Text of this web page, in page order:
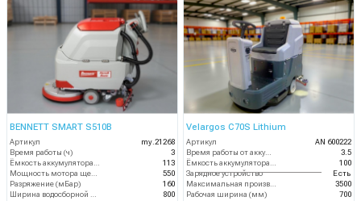
BENNETT SMART S510B
Артикул
my.21268
Время работы (ч)
3
113
550
Разряжение (мБар)
160
800
Velargos C70S Lithium
Артикул
AN 600222
Время работы от аккумуляторов (ч)
3.5
100
Зарядное устройство
Есть
3500
Рабочая ширина (мм)
700